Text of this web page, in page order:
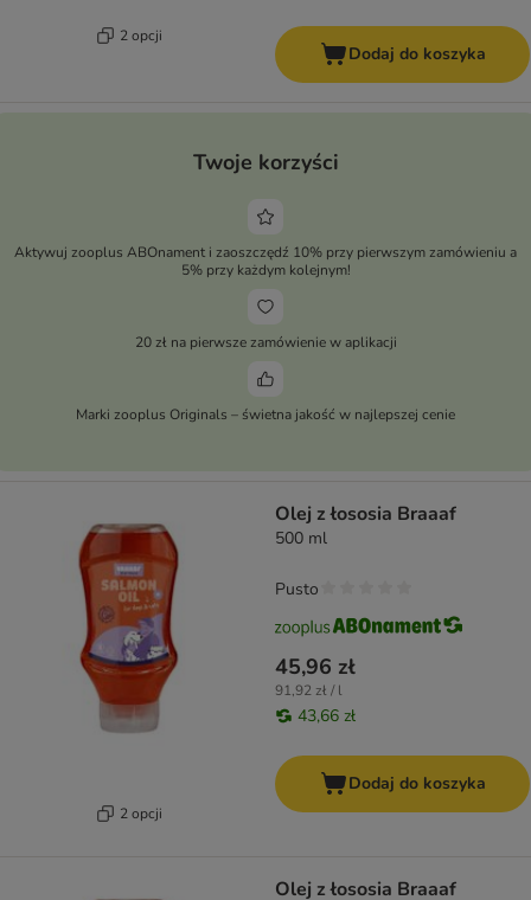
2 opcji
Dodaj do koszyka
Twoje korzyści
Aktywuj zooplus ABOnament i zaoszczędź 10% przy pierwszym zamówieniu a
5% przy każdym kolejnym!
20 zł na pierwsze zamówienie w aplikacji
Marki zooplus Originals – świetna jakość w najlepszej cenie
2 opcji
Olej z łososia Braaaf
500 ml
45,96 zł
91,92 zł / l
43,66 zł
Pusto
Dodaj do koszyka
Olej z łososia Braaaf